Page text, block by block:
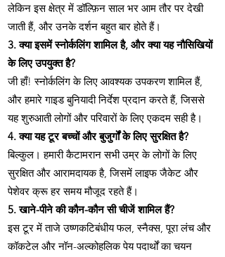
लेकिन इस क्षेत्र में डॉल्फ़िन साल भर आम तौर पर देखी
जाती हैं, और उनके दर्शन बहुत बार होते हैं।
3. क्या इसमें स्नोर्कलिंग शामिल है, और क्या यह नौसिखियों
के लिए उपयुक्त है?
जी हाँ! स्नोर्कलिंग के लिए आवश्यक उपकरण शामिल हैं,
और हमारे गाइड बुनियादी निर्देश प्रदान करते हैं, जिससे
यह शुरुआती लोगों और परिवारों के लिए एकदम सही है।
4. क्या यह टूर बच्चों और बुजुर्गों के लिए सुरक्षित है?
बिल्कुल। हमारी कैटामरान सभी उम्र के लोगों के लिए
सुरक्षित और आरामदायक है, जिसमें लाइफ जैकेट और
पेशेवर क्रू हर समय मौजूद रहते हैं।
5. खाने-पीने की कौन-कौन सी चीजें शामिल हैं?
इस टूर में ताजे उष्णकटिबंधीय फल, स्नैक्स, पूरा लंच और
कॉकटेल और नॉन-अल्कोहलिक पेय पदार्थों का चयन